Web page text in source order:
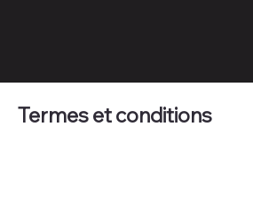
Termes et conditions